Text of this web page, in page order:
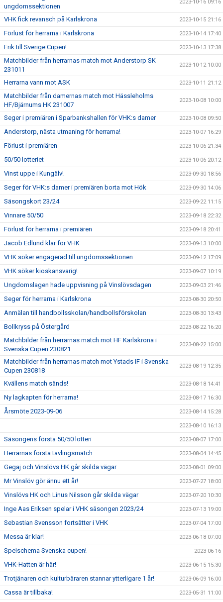
ungdomssektionen
2023-10-16 09:16
VHK fick revansch på Karlskrona 2023-10-15 21:16
Förlust för herrarna i Karlskrona 2023-10-14 17:40
Erik till Sverige Cupen! 2023-10-13 17:38
Matchbilder från herrarnas match mot Anderstorp SK
231011
2023-10-12 10:00
Herrarna vann mot ASK 2023-10-11 21:12
Matchbilder från damernas match mot Hässleholms
HF/Bjärnums HK 231007
2023-10-08 10:00
Seger i premiären i Sparbankshallen för VHK:s damer 2023-10-08 09:50
Anderstorp, nästa utmaning för herrarna! 2023-10-07 16:29
Förlust i premiären 2023-10-06 21:34
50/50 lotteriet 2023-10-06 20:12
Vinst uppe i Kungälv! 2023-09-30 18:56
Seger för VHK:s damer i premiären borta mot Hök 2023-09-30 14:06
Säsongskort 23/24 2023-09-22 11:15
Vinnare 50/50 2023-09-18 22:32
Förlust för herrarna i premiären 2023-09-18 20:41
Jacob Edlund klar för VHK 2023-09-13 10:00
VHK söker engagerad till ungdomssektionen 2023-09-12 17:09
VHK söker kioskansvarig! 2023-09-07 10:19
Ungdomslagen hade uppvisning på Vinslövsdagen 2023-09-03 21:46
Seger för herrarna i Karlskrona 2023-08-30 20:50
Anmälan till handbollsskolan/handbollsförskolan 2023-08-30 13:43
Bollkryss på Östergård 2023-08-22 16:20
Matchbilder från herrarnas match mot HF Karlskrona i
Svenska Cupen 230821
2023-08-22 15:00
Matchbilder från herrarnas match mot Ystads IF i Svenska
Cupen 230818
2023-08-19 12:35
Kvällens match sänds! 2023-08-18 14:41
Ny lagkapten för herrarna! 2023-08-17 16:30
Årsmöte 2023-09-06 2023-08-14 15:28
2023-08-10 16:13
Säsongens första 50/50 lotteri 2023-08-07 17:00
Herrarnas första tävlingsmatch 2023-08-04 14:45
Gegaj och Vinslövs HK går skilda vägar 2023-08-01 09:00
Mr Vinslöv gör ännu ett år! 2023-07-27 18:00
Vinslövs HK och Linus Nilsson går skilda vägar 2023-07-20 10:30
Inge Aas Eriksen spelar i VHK säsongen 2023/24 2023-07-13 19:00
Sebastian Svensson fortsätter i VHK 2023-07-04 17:00
Messa är klar! 2023-06-18 07:00
Spelschema Svenska cupen! 2023-06-16
VHK-Hatten är här! 2023-06-15 15:30
Trotjänaren och kulturbäraren stannar ytterligare 1 år! 2023-06-09 16:00
Cassa är tillbaka! 2023-05-31 11:00